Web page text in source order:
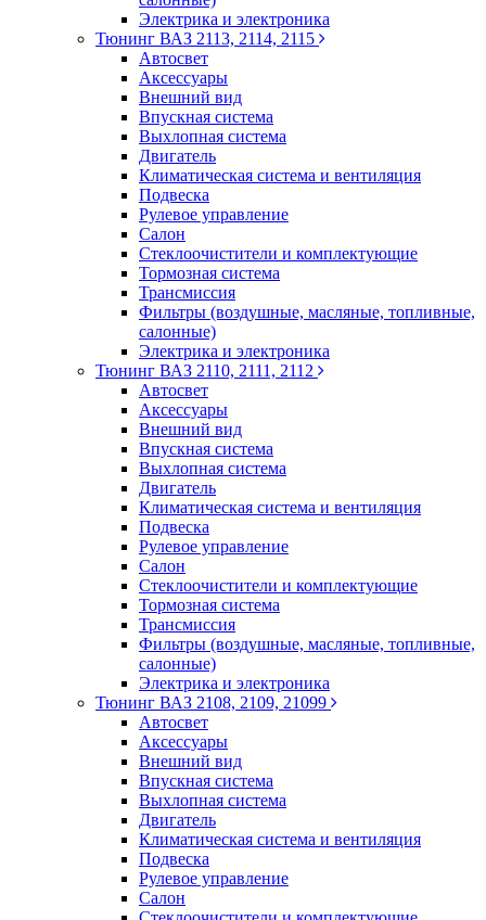
Электрика и электроника
Тюнинг ВАЗ 2113, 2114, 2115
Автосвет
Аксессуары
Внешний вид
Впускная система
Выхлопная система
Двигатель
Климатическая система и вентиляция
Подвеска
Рулевое управление
Салон
Стеклоочистители и комплектующие
Тормозная система
Трансмиссия
Фильтры (воздушные, масляные, топливные,
салонные)
Электрика и электроника
Тюнинг ВАЗ 2110, 2111, 2112
Автосвет
Аксессуары
Внешний вид
Впускная система
Выхлопная система
Двигатель
Климатическая система и вентиляция
Подвеска
Рулевое управление
Салон
Стеклоочистители и комплектующие
Тормозная система
Трансмиссия
Фильтры (воздушные, масляные, топливные,
салонные)
Электрика и электроника
Тюнинг ВАЗ 2108, 2109, 21099
Автосвет
Аксессуары
Внешний вид
Впускная система
Выхлопная система
Двигатель
Климатическая система и вентиляция
Подвеска
Рулевое управление
Салон